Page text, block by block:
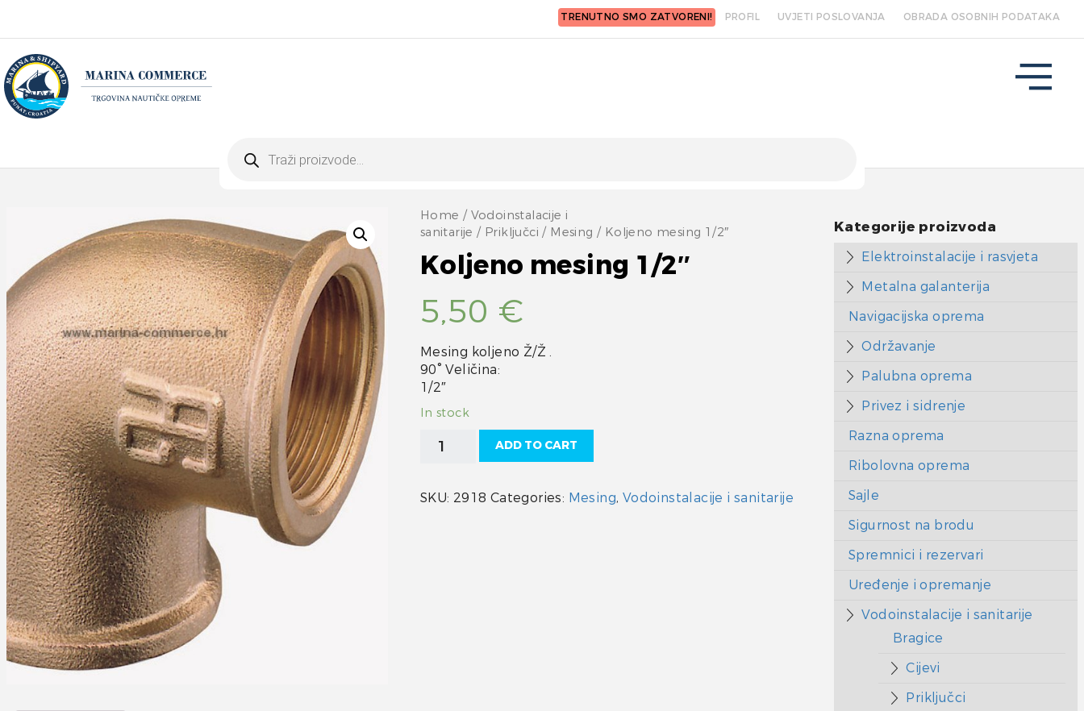
TRENUTNO SMO ZATVORENI! PROFIL UVJETI POSLOVANJA OBRADA OSOBNIH PODATAKA
search
Home / Vodoinstalacije i
sanitarije / Priključci / Mesing / Koljeno mesing 1/2″
Koljeno mesing 1/2″
5,50 €
Mesing koljeno Ž/Ž .
90° Veličina:
1/2″
In stock
Koljeno
mesing
quantity
ADD TO CART
SKU: 2918 Categories: Mesing, Vodoinstalacije i sanitarije
Kategorije proizvoda
Elektroinstalacije i rasvjeta
Metalna galanterija
Navigacijska oprema
Održavanje
Palubna oprema
Privez i sidrenje
Razna oprema
Ribolovna oprema
Sajle
Sigurnost na brodu
Spremnici i rezervari
Uređenje i opremanje
Vodoinstalacije i sanitarije
Bragice
Cijevi
Priključci